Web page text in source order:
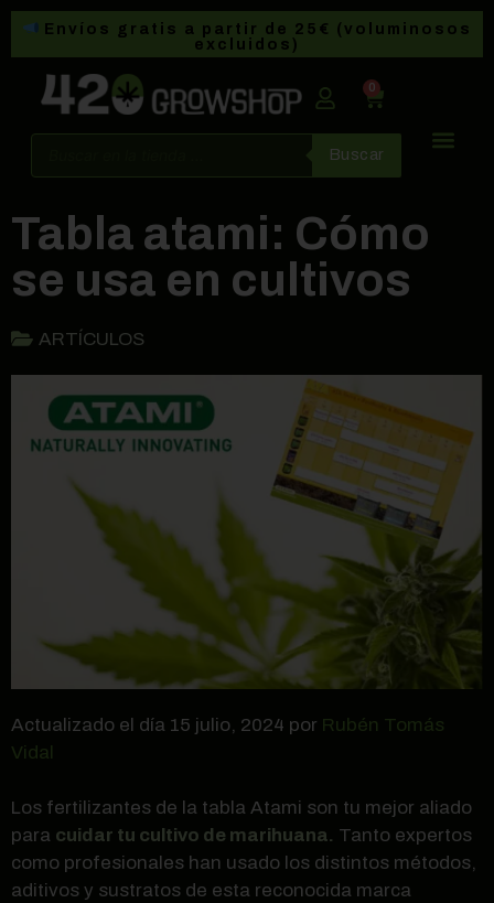
Envíos gratis a partir de 25€ (voluminosos
excluidos)
0
Buscar
Tabla atami: Cómo
se usa en cultivos
ARTÍCULOS
Actualizado el día 15 julio, 2024 por Rubén Tomás
Vidal
Los fertilizantes de la tabla Atami son tu mejor aliado
para cuidar tu cultivo de marihuana. Tanto expertos
como profesionales han usado los distintos métodos,
aditivos y sustratos de esta reconocida marca